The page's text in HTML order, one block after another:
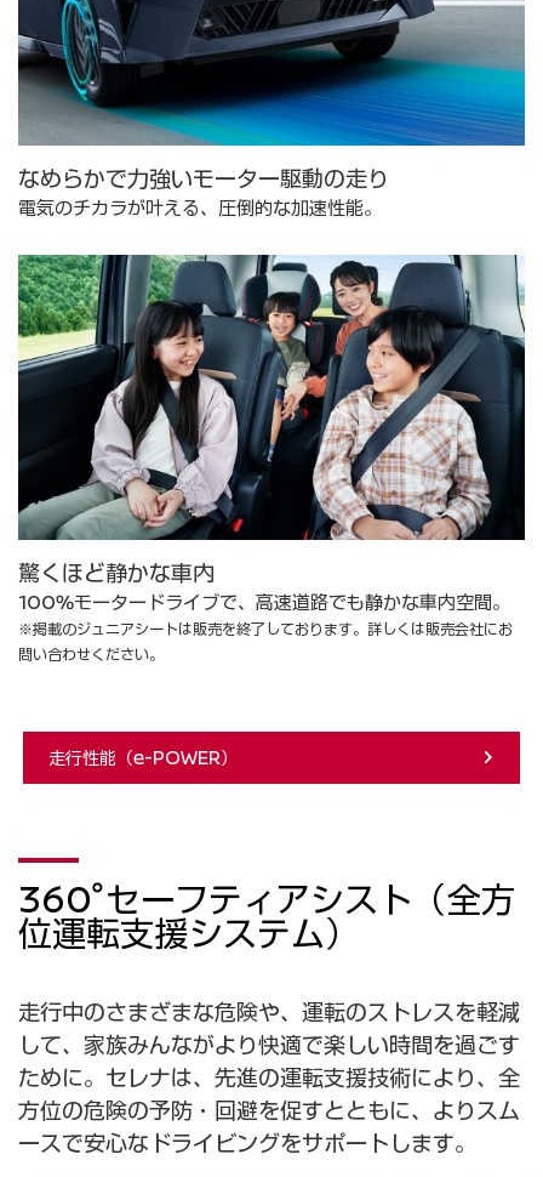
なめらかで力強いモーター駆動の走り
電気のチカラが叶える、圧倒的な加速性能。
驚くほど静かな車内
100%モータードライブで、高速道路でも静かな車内空間。
※掲載のジュニアシートは販売を終了しております。詳しくは販売会社にお
問い合わせください。
走行性能（e-POWER）
360°セーフティアシスト（全方
位運転支援システム）
走行中のさまざまな危険や、運転のストレスを軽減
して、家族みんながより快適で楽しい時間を過ごす
ために。セレナは、先進の運転支援技術により、全
方位の危険の予防・回避を促すとともに、よりスム
ースで安心なドライビングをサポートします。